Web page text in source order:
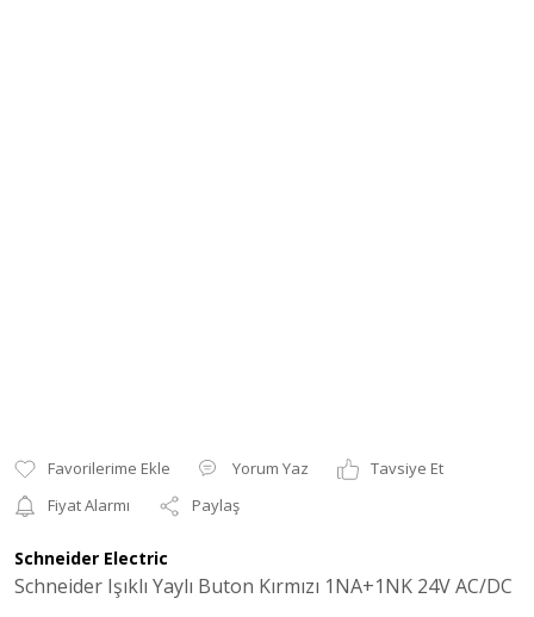
Yorum Yaz
Tavsiye Et
Fiyat Alarmı
Paylaş
Schneider Electric
Schneider Işıklı Yaylı Buton Kırmızı 1NA+1NK 24V AC/DC